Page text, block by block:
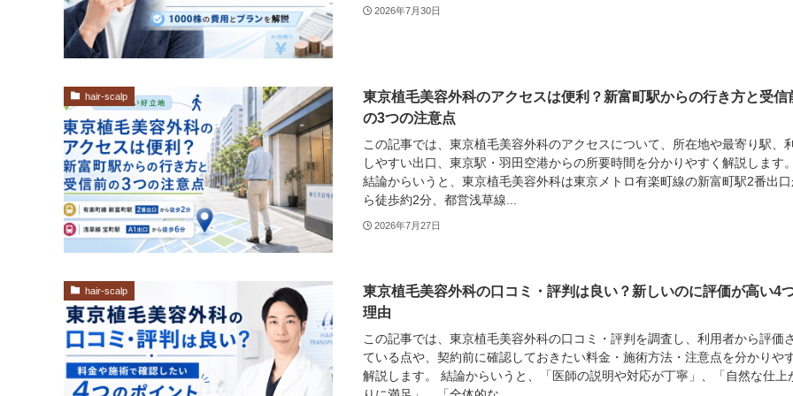
2026年7月30日
hair-scalp
東京植毛美容外科のアクセスは便利？新富町駅からの行き方と受信
の3つの注意点
この記事では、東京植毛美容外科のアクセスについて、所在地や最寄り駅、
しやすい出口、東京駅・羽田空港からの所要時間を分かりやすく解説します。
結論からいうと、東京植毛美容外科は東京メトロ有楽町線の新富町駅2番出
ら徒歩約2分、都営浅草線...
2026年7月27日
hair-scalp
東京植毛美容外科の口コミ・評判は良い？新しいのに評価が高い4
理由
この記事では、東京植毛美容外科の口コミ・評判を調査し、利用者から評価
ている点や、契約前に確認しておきたい料金・施術方法・注意点を分かりや
解説します。 結論からいうと、「医師の説明や対応が丁寧」、「自然な仕上